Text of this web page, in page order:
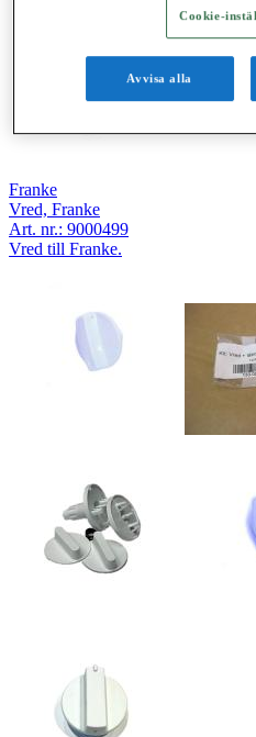
Franke
Vred, Franke
Art. nr.: 9000499
Vred till Franke.
Cookie-
Avvisa alla